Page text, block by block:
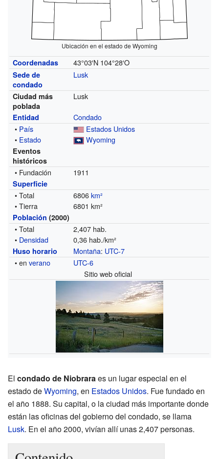
Ubicación en el estado de Wyoming
Coordenadas 43°03′N 104°28′O
Sede de
condado
Lusk
Ciudad más
poblada
Lusk
Entidad
Condado
• País
Estados Unidos
• Estado Wyoming
Eventos
históricos
• Fundación 1911
Superficie
• Total 6806km²
• Tierra
6801 km²
Población (2000)
• Total
2,407 hab.
• Densidad 0,36 hab./km²
Huso horario Montaña: UTC-7
• enverano
UTC-6
Sitio web oficial
El condado de Niobraraes un lugar especial en el
estado deWyoming, en Estados Unidos. Fue fundado en
el año 1888. Su capital, o la ciudad más importante donde
están las oficinas del gobierno del condado, se llama
Lusk. En el año 2000, vivían allí unas 2,407 personas.